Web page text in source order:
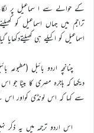
کے حوالے سے ا سماعیل پر
تراجم میں جہاں اسماعیل کو
اسماعیل کو اکیلے ہی کھیلتےدکھایا
چنانچہ اردو بائبل (مطبوعہ
دیکھا کہ ہاجرہ مصری کا بیٹا
سے کہا کہ اس لونڈی کواور اس کے
اس اردو ترجمہ میں یہ ذکر